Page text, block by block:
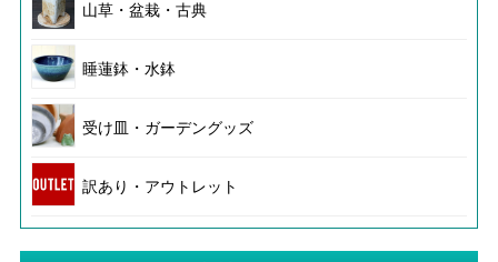
山草・盆栽・古典
睡蓮鉢・水鉢
受け皿・ガーデングッズ
訳あり・アウトレット